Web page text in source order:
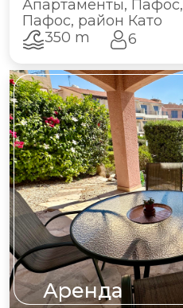
Апартаменты,
Пафос, район Като
350 m
6
Аренда